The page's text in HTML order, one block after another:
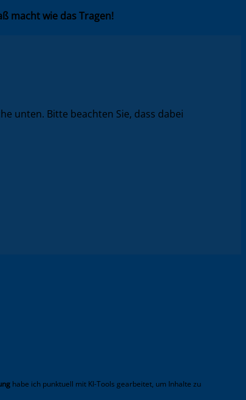
macht wie das Tragen!
unten. Bitte beachten Sie, dass dabei
habe ich punktuell mit KI-Tools gearbeitet, um Inhalte zu